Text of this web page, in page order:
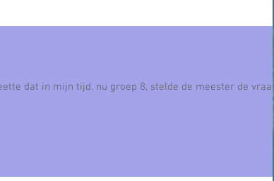
dat in mijn tijd, nu groep 8, stelde de meester de vraag;